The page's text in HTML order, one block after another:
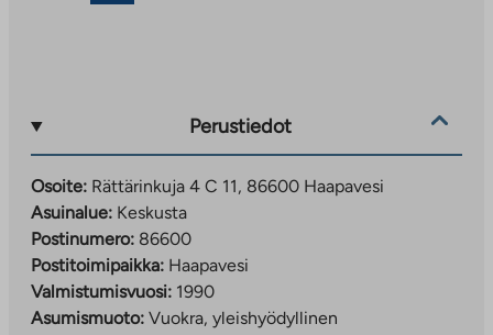
Perustiedot
Osoite: Rättärinkuja 4 C 11, 86600 Haapavesi
Asuinalue: Keskusta
Postinumero: 86600
Postitoimipaikka: Haapavesi
Valmistumisvuosi: 1990
Asumismuoto: Vuokra, yleishyödyllinen